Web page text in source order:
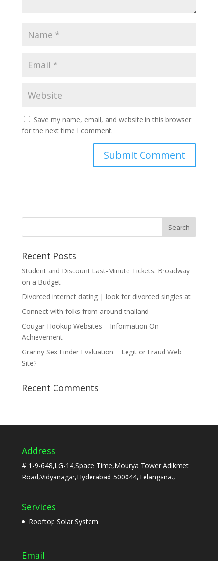
Save my name, email, and website in this browser
for the next time I comment.
Recent Posts
Student and Discount Last-Minute Tickets: Broadway
on a Budget
Divorced internet dating | look for divorced singles at
Connect with folks from around thailand
Cougar Hookup Websites – Information On
Achievement
Granny Sex Finder Evaluation – Legit or Fraud Web
Site?
Recent Comments
Address
# 1-9-648,LG-14,Space Time,Mourya Tower Adikmet
Road,Vidyanagar,Hyderabad-500044,Telangana.,
Services
Rooftop Solar System
Email